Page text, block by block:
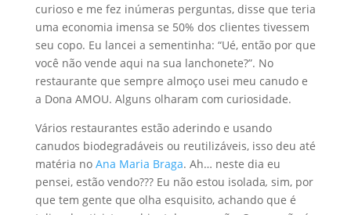
curioso e me fez inúmeras perguntas, disse que teria
uma economia imensa se 50% dos clientes tivessem
seu copo. Eu lancei a sementinha: “Ué, então por que
você não vende aqui na sua lanchonete?”. No
restaurante que sempre almoço usei meu canudo e
a Dona AMOU. Alguns olharam com curiosidade.
Vários restaurantes estão aderindo e usando
canudos biodegradáveis ou reutilizáveis, isso deu até
matéria no Ana Maria Braga. Ah… neste dia eu
pensei, estão vendo??? Eu não estou isolada, sim, por
que tem gente que olha esquisito, achando que é